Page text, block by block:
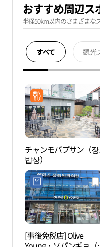
おすすめ周辺ス
半径50km以内のさまざまな
すべて 観光
チャンモバプサン（
밥상）
[事後免税店] Olive